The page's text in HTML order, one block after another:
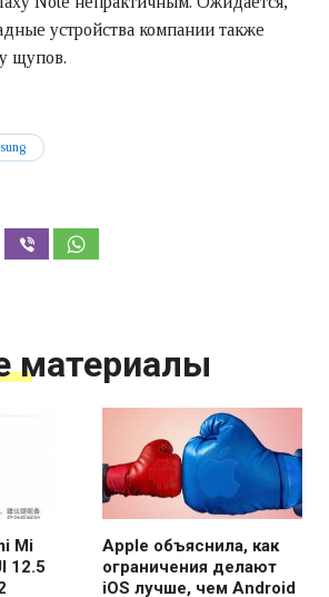
устройства компании также
щупов.
материалы
Mi
12.5
Apple объяснила, как
ограничения делают
iOS лучше, чем Android